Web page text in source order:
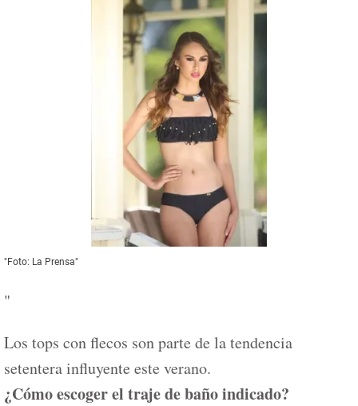
"Foto: La Prensa"
"
Los tops con flecos son parte de la tendencia
setentera influyente este verano.
¿Cómo escoger el traje de baño indicado?